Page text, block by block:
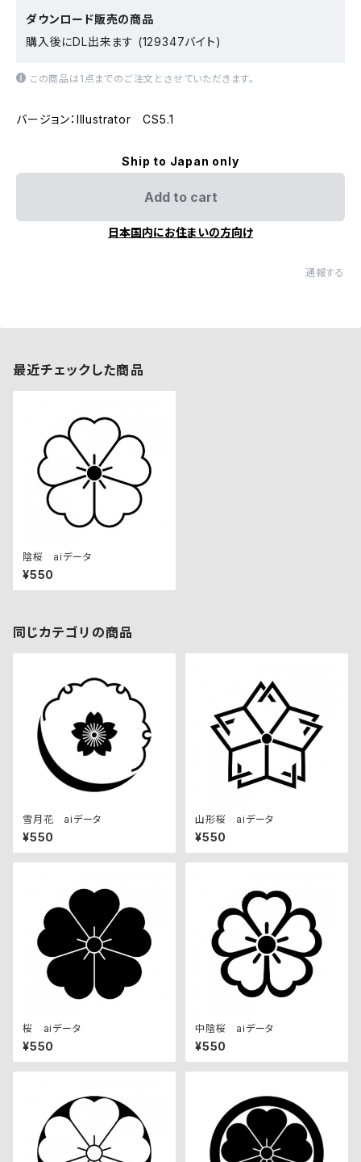
ダウンロード販売の商品
購入後にDL出来ます (129347バイト)
この商品は1点までのご注文とさせていただきます。
バージョン：Illustrator CS5.1
Ship to Japan only
Add to cart
日本国内にお住まいの方向け
通報する
最近チェックした商品
陰桜 aiデータ
¥550
同じカテゴリの商品
雪月花 aiデータ
¥550
山形桜 aiデータ
¥550
桜 aiデータ
¥550
中陰桜 aiデータ
¥550